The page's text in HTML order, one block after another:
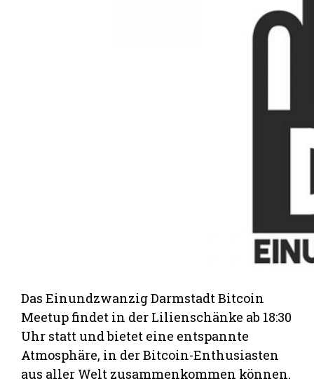
Das Einundzwanzig Darmstadt Bitcoin
Meetup findet in der Lilienschänke ab 18:30
Uhr statt und bietet eine entspannte
Atmosphäre, in der Bitcoin-Enthusiasten
aus aller Welt zusammenkommen können.